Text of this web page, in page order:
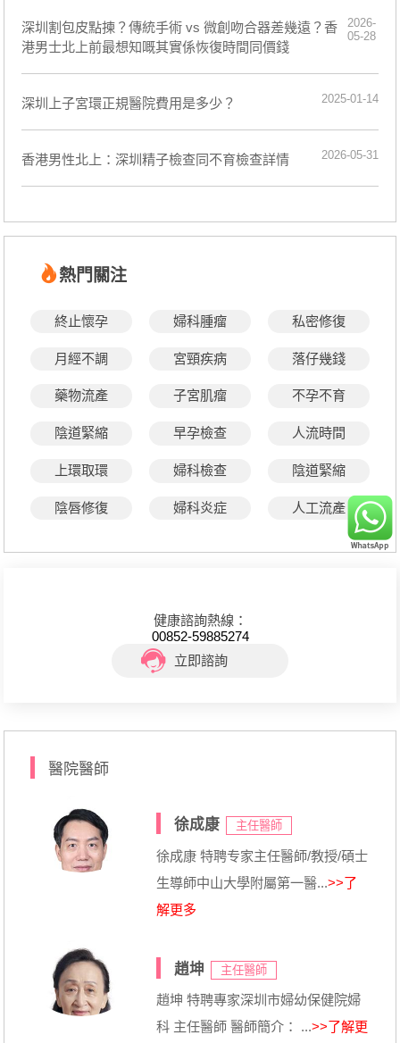
深圳割包皮點揀？傳統手術 vs 微創吻合器差幾遠？香
港男士北上前最想知嘅其實係恢復時間同價錢
2026-
05-28
深圳上子宮環正規醫院費用是多少？ 2025-01-14
香港男性北上：深圳精子檢查同不育檢查詳情 2026-05-31
熱門關注
終止懷孕 婦科腫瘤 私密修復
月經不調 宮頸疾病 落仔幾錢
藥物流產 子宮肌瘤 不孕不育
陰道緊縮 早孕檢查 人流時間
上環取環 婦科檢查 陰道緊縮
陰唇修復 婦科炎症 人工流產
健康諮詢熱線：
00852-59885274
立即諮詢
醫院醫師
徐成康 主任醫師
徐成康 特聘专家主任醫師/教授/碩士
生導師中山大學附屬第一醫...>>了
解更多
趙坤 主任醫師
趙坤 特聘專家深圳市婦幼保健院婦
科 主任醫師 醫師簡介： ...>>了解更